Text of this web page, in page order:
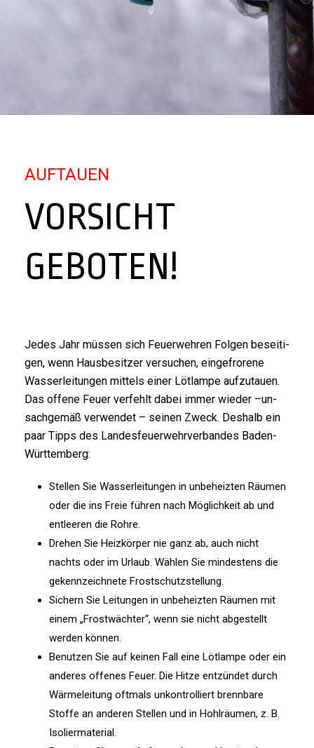
AUFTAUEN
VORSICHT
GEBOTEN!
Je­des Jahr müs­sen sich Feu­er­weh­ren Fol­gen be­sei­ti­
gen, wenn Haus­be­sit­zer ver­su­chen, ein­ge­fro­re­ne
Was­ser­lei­tun­gen mit­tels ei­ner Löt­lam­pe auf­zu­tau­en.
Das of­fe­ne Feu­er ver­fehlt da­bei im­mer wie­der –un­
sach­ge­mäß ver­wen­det – sei­nen Zweck. Des­halb ein
paar Tipps des Lan­des­feu­er­wehr­ver­ban­des Ba­den-
Würt­tem­berg:
Stel­len Sie Was­ser­lei­tun­gen in un­be­heiz­ten Räu­men
oder die ins Freie füh­ren nach Mög­lich­keit ab und
ent­lee­ren die Roh­re.
Dre­hen Sie Heiz­kör­per nie ganz ab, auch nicht
nachts oder im Ur­laub. Wäh­len Sie min­des­tens die
ge­kenn­zeich­ne­te Frost­schutz­stel­lung.
Si­chern Sie Lei­tun­gen in un­be­heiz­ten Räu­men mit
ei­nem „Frost­wäch­ter“, wenn sie nicht ab­ge­stellt
wer­den kön­nen.
Be­nut­zen Sie auf kei­nen Fall ei­ne Löt­lam­pe oder ein
an­de­res of­fe­nes Feu­er. Die Hit­ze ent­zün­det durch
Wär­me­lei­tung oft­mals un­kon­trol­liert brenn­ba­re
Stof­fe an an­de­ren Stel­len und in Hohl­räu­men, z. B.
Iso­lier­ma­te­ri­al.